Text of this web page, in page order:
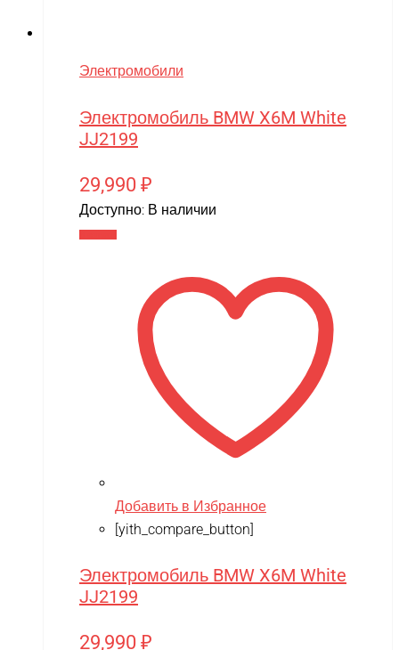
Электромобили
Электромобиль BMW X6M White
JJ2199
29,990 ₽
Доступно: В наличии
Добавить в Избранное
[yith_compare_button]
Электромобиль BMW X6M White
JJ2199
29,990 ₽